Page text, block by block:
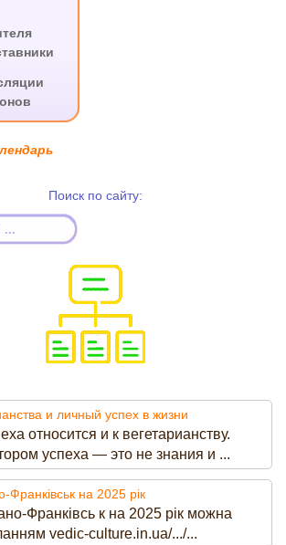
Поиск по сайту:
...
и личный успех в жизни
относится и к вегетарианству.
успеха — это не знания и ...
Франківськ на 2025 рік
Франківсь к на 2025 рік можна
vedic-culture.in.ua/.../...